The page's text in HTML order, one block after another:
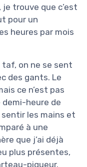
trouve que c’est
pour un
heures par mois
on ne se sent
des gants. Le
ce n’est pas
demi-heure de
les mains et
à une
que j’ai déjà
plus présentes,
piqueur.